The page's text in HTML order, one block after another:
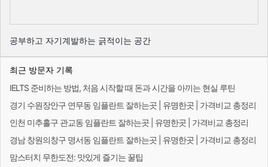
공부하고 자기계발하는 긁적이는 공간
최근 방문자 기록
IELTS 준비하는 방법, 처음 시작할 때 돈과 시간을 아끼는 현실 루틴
경기 수원장안구 연무동 임플란트 잘하는곳 | 유명한곳 | 가격비교 총정리
인천 미추홀구 관교동 임플란트 잘하는곳 | 유명한곳 | 가격비교 총정리
경남 창원의창구 명서동 임플란트 잘하는곳 | 유명한곳 | 가격비교 총정리
맘스터치 무한도전: 맛있게 즐기는 꿀팁